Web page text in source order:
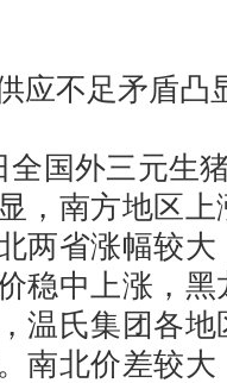
不足矛盾凸
外三元生猪
，南方地区
两省涨幅较
稳中上涨，
温氏集团各
南北价差较